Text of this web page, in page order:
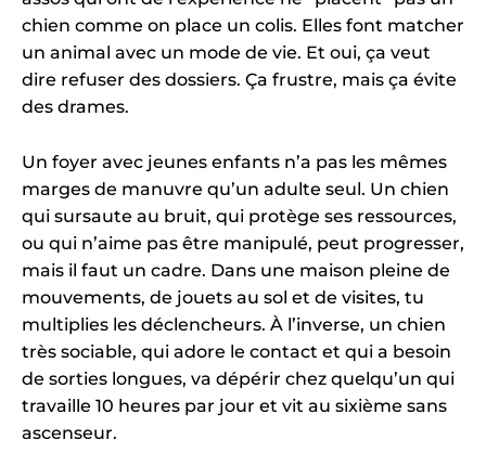
chien comme on place un colis. Elles font matcher
un animal avec un mode de vie. Et oui, ça veut
dire refuser des dossiers. Ça frustre, mais ça évite
des drames.
Un foyer avec jeunes enfants n’a pas les mêmes
marges de manuvre qu’un adulte seul. Un chien
qui sursaute au bruit, qui protège ses ressources,
ou qui n’aime pas être manipulé, peut progresser,
mais il faut un cadre. Dans une maison pleine de
mouvements, de jouets au sol et de visites, tu
multiplies les déclencheurs. À l’inverse, un chien
très sociable, qui adore le contact et qui a besoin
de sorties longues, va dépérir chez quelqu’un qui
travaille 10 heures par jour et vit au sixième sans
ascenseur.